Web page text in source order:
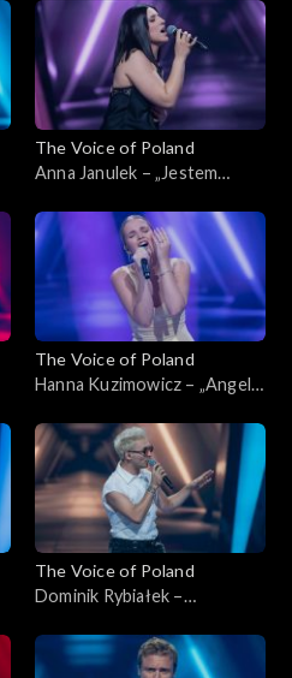
of Poland”, Nokaut, 1
listopada 2025
The Voice of Poland
Anna Janulek – „Jestem
Poland”, Nokaut, 1 listopada
2025
The Voice of Poland
Hanna Kuzimowicz – „Angel”,
Nokaut, 1 listopada 2025
The Voice of Poland
Dominik Rybiałek –
Poland”, Nokaut, 1 listopada
2025